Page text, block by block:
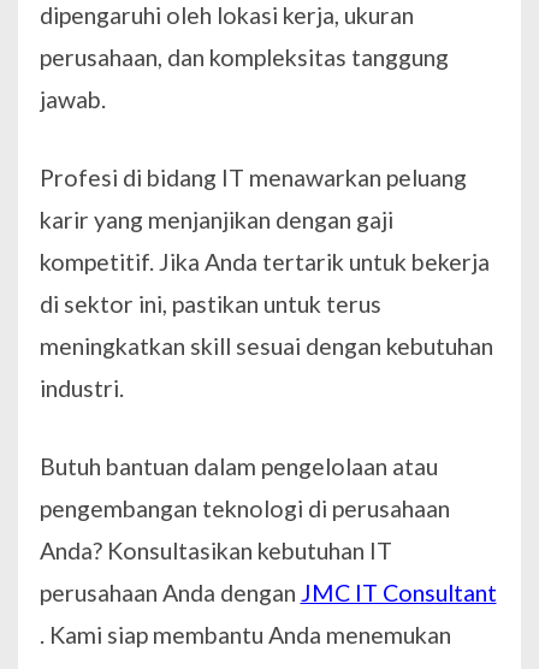
dipengaruhi oleh lokasi kerja, ukuran
perusahaan, dan kompleksitas tanggung
jawab.
Profesi di bidang IT menawarkan peluang
karir yang menjanjikan dengan gaji
kompetitif. Jika Anda tertarik untuk bekerja
di sektor ini, pastikan untuk terus
meningkatkan skill sesuai dengan kebutuhan
industri.
Butuh bantuan dalam pengelolaan atau
pengembangan teknologi di perusahaan
Anda? Konsultasikan kebutuhan IT
perusahaan Anda dengan JMC IT Consultant
. Kami siap membantu Anda menemukan